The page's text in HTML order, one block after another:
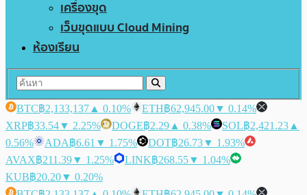
เครื่องขุด
เว็บขุดแบบ Cloud Mining
ห้องเรียน
BTC฿2,133,137 ▲ 0.10% ETH฿62,945.00▼ 0.14%
XRP฿33.54▼ 2.25% DOGE฿2.29 ▲ 0.38% SOL฿2,421.23 ▲
0.56%
ADA฿6.61 ▼ 1.75% DOT฿26.73▼ 1.93%
AVAX฿211.39▼ 1.25% LINK฿268.55▼ 1.04%
KUB฿20.20▼ 0.20%